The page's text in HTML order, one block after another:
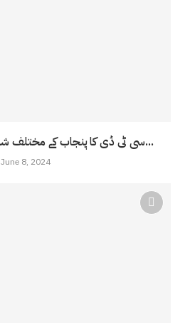
سی ٹی ڈی کا پنجاب کے مختلف شہروں میں آپریشن : 15...
June 8, 2024